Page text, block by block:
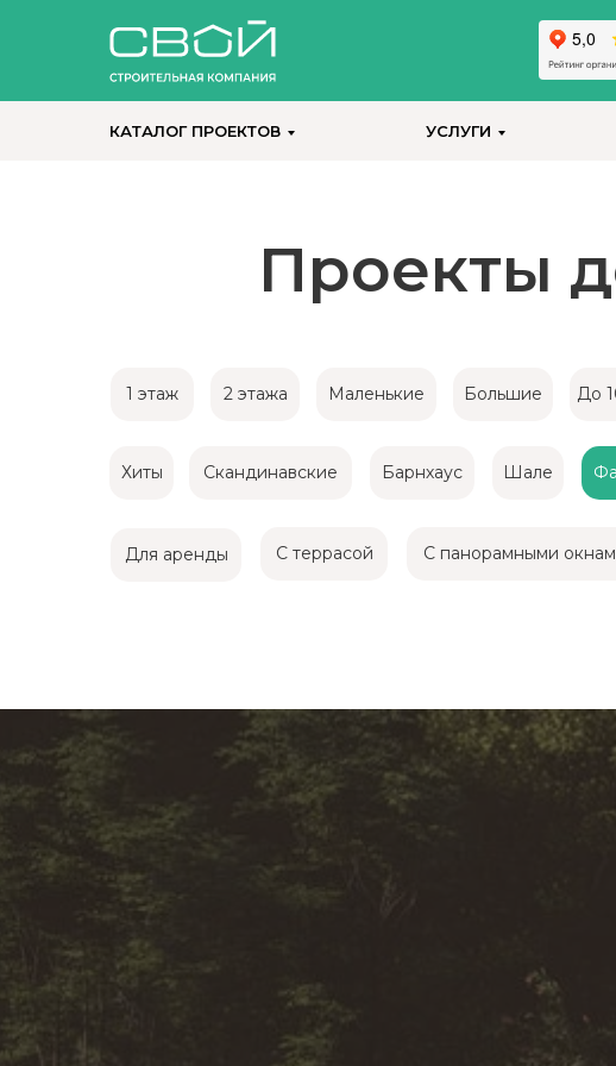
КАТАЛОГ ПРОЕКТОВ УСЛУГИ
Проекты
1 этаж 2 этажа Маленькие
Для аренды
Большие До
Хиты Шале
Барнхаус
Скандинавские
С панорамными
С террасой